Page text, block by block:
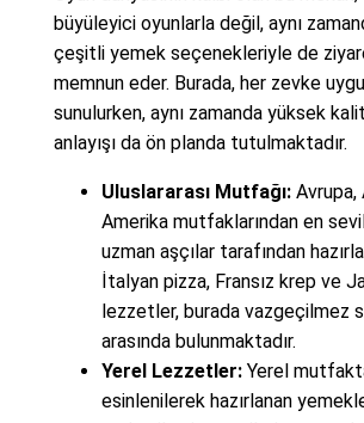
büyüleyici oyunlarla değil, aynı
çeşitli yemek seçenekleriyle de
memnun eder. Burada, her zevke
sunulurken, aynı zamanda yüksek
anlayışı da ön planda tutulmaktadır.
Uluslararası Mutfağı:Avrupa,
Amerika mutfaklarından en
uzman aşçılar tarafından
İtalyan pizza, Fransız krep ve
lezzetler, burada vazgeçilmez
arasında bulunmaktadır.
Yerel Lezzetler:Yerel
esinlenilerek hazırlanan